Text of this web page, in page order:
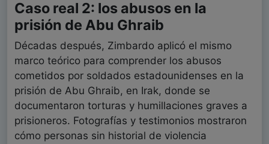
Caso real 2: los abusos en la
prisión de Abu Ghraib
Décadas después, Zimbardo aplicó el mismo
marco teórico para comprender los abusos
cometidos por soldados estadounidenses en la
prisión de Abu Ghraib, en Irak, donde se
documentaron torturas y humillaciones graves a
prisioneros. Fotografías y testimonios mostraron
cómo personas sin historial de violencia